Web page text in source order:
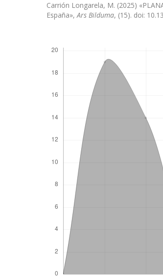
Carrión Longarela, M. (2025)
España»,Ars Bilduma, (15). doi: